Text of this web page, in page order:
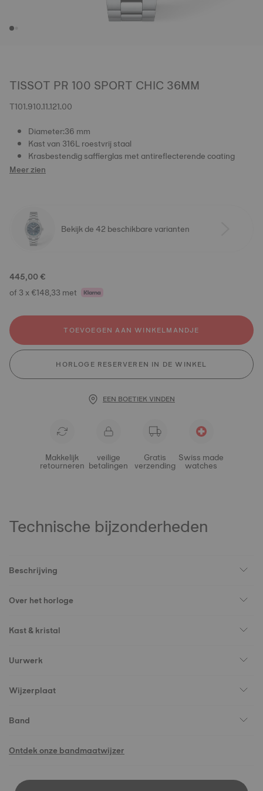
TISSOT PR 100 SPORT CHIC 36MM
T101.910.11.121.00
Diameter:36 mm
Kast van 316L roestvrij staal
Krasbestendig saffierglas met antireflecterende coating
Meer zien
Bekijk de 42 beschikbare varianten
445,00 €
of 3 x €148,33 met
TOEVOEGEN AAN WINKELMANDJE
HORLOGE RESERVEREN IN DE WINKEL
EEN BOETIEK VINDEN
Makkelijk
retourneren
veilige
betalingen
Gratis
verzending
Swiss made
watches
Technische bijzonderheden
Beschrijving
Over het horloge
Kast & kristal
Uurwerk
Wijzerplaat
Band
Ontdek onze bandmaatwijzer